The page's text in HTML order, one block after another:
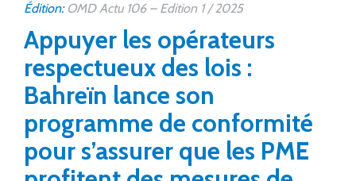
Édition: OMD Actu 106 – Edition 1 / 2025
Appuyer les opérateurs
respectueux des lois :
Bahreïn lance son
programme de conformité
pour s’assurer que les PME